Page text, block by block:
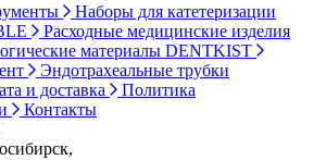
Наборы для катетеризации
Расходные медицинские изделия
материалы DENTKIST
Эндотрахеальные трубки
и доставка
Политика
Контакты